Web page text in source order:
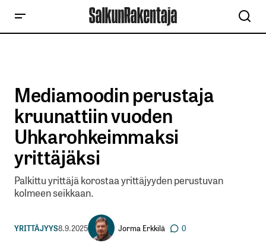
Mediamoodin perustaja
kruunattiin vuoden
Uhkarohkeimmaksi
yrittäjäksi
Palkittu yrittäjä korostaa yrittäjyyden perustuvan
kolmeen seikkaan.
YRITTÄJYYS8.9.2025 Jorma Erkkilä 0